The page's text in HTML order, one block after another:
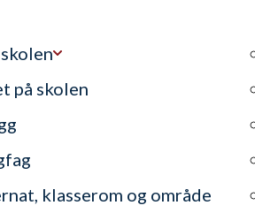
på skolen
klasserom og område